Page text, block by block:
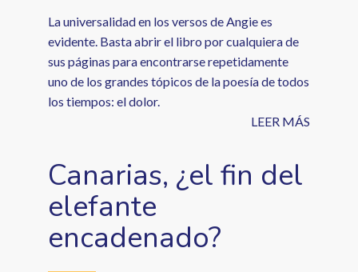
La universalidad en los versos de Angie es
evidente. Basta abrir el libro por cualquiera de
sus páginas para encontrarse repetidamente
uno de los grandes tópicos de la poesía de todos
los tiempos: el dolor.
LEER MÁS
Canarias, ¿el fin del
elefante
encadenado?